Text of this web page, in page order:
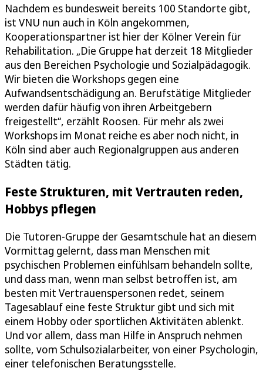
Nachdem es bundesweit bereits 100 Standorte gibt,
ist VNU nun auch in Köln angekommen,
Kooperationspartner ist hier der Kölner Verein für
Rehabilitation. „Die Gruppe hat derzeit 18 Mitglieder
aus den Bereichen Psychologie und Sozialpädagogik.
Wir bieten die Workshops gegen eine
Aufwandsentschädigung an. Berufstätige Mitglieder
werden dafür häufig von ihren Arbeitgebern
freigestellt“, erzählt Roosen. Für mehr als zwei
Workshops im Monat reiche es aber noch nicht, in
Köln sind aber auch Regionalgruppen aus anderen
Städten tätig.
Feste Strukturen, mit Vertrauten reden,
Hobbys pflegen
Die Tutoren-Gruppe der Gesamtschule hat an diesem
Vormittag gelernt, dass man Menschen mit
psychischen Problemen einfühlsam behandeln sollte,
und dass man, wenn man selbst betroffen ist, am
besten mit Vertrauenspersonen redet, seinem
Tagesablauf eine feste Struktur gibt und sich mit
einem Hobby oder sportlichen Aktivitäten ablenkt.
Und vor allem, dass man Hilfe in Anspruch nehmen
sollte, vom Schulsozialarbeiter, von einer Psychologin,
einer telefonischen Beratungsstelle.